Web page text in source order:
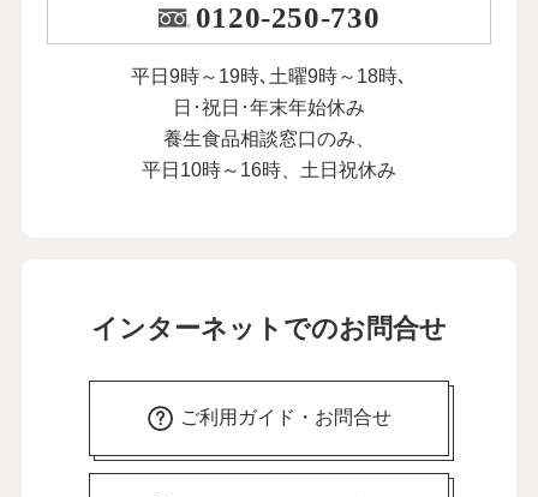
0120-250-730
平日9時～19時､土曜9時～18時､
日･祝日･年末年始休み
養生食品相談窓口のみ、
平日10時～16時、土日祝休み
インターネットでのお問合せ
ご利用ガイド・お問合せ